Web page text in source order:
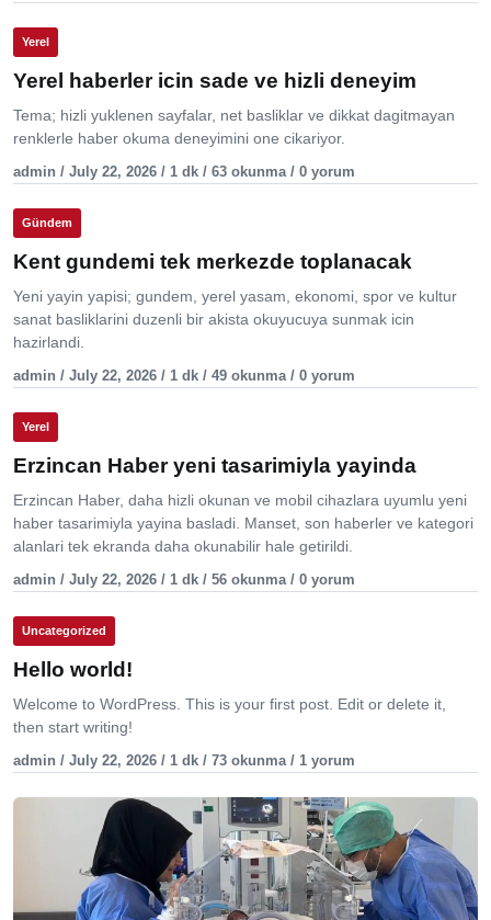
Yerel
Yerel haberler icin sade ve hizli deneyim
Tema; hizli yuklenen sayfalar, net basliklar ve dikkat dagitmayan
renklerle haber okuma deneyimini one cikariyor.
admin / July 22, 2026 / 1 dk / 63 okunma / 0 yorum
Gündem
Kent gundemi tek merkezde toplanacak
Yeni yayin yapisi; gundem, yerel yasam, ekonomi, spor ve kultur
sanat basliklarini duzenli bir akista okuyucuya sunmak icin
hazirlandi.
admin / July 22, 2026 / 1 dk / 49 okunma / 0 yorum
Yerel
Erzincan Haber yeni tasarimiyla yayinda
Erzincan Haber, daha hizli okunan ve mobil cihazlara uyumlu yeni
haber tasarimiyla yayina basladi. Manset, son haberler ve kategori
alanlari tek ekranda daha okunabilir hale getirildi.
admin / July 22, 2026 / 1 dk / 56 okunma / 0 yorum
Uncategorized
Hello world!
Welcome to WordPress. This is your first post. Edit or delete it,
then start writing!
admin / July 22, 2026 / 1 dk / 73 okunma / 1 yorum